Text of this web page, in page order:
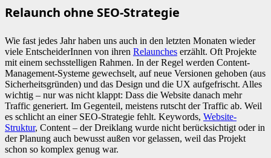
Relaunch ohne SEO-Strategie
Wie fast jedes Jahr haben uns auch in den letzten Monaten wieder
viele EntscheiderInnen von ihren Relaunches erzählt. Oft Projekte
mit einem sechsstelligen Rahmen. In der Regel werden Content-
Management-Systeme gewechselt, auf neue Versionen gehoben (aus
Sicherheitsgründen) und das Design und die UX aufgefrischt. Alles
wichtig – nur was nicht klappt: Dass die Website danach mehr
Traffic generiert. Im Gegenteil, meistens rutscht der Traffic ab. Weil
es schlicht an einer SEO-Strategie fehlt. Keywords, Website-
Struktur, Content – der Dreiklang wurde nicht berücksichtigt oder in
der Planung auch bewusst außen vor gelassen, weil das Projekt
schon so komplex genug war.